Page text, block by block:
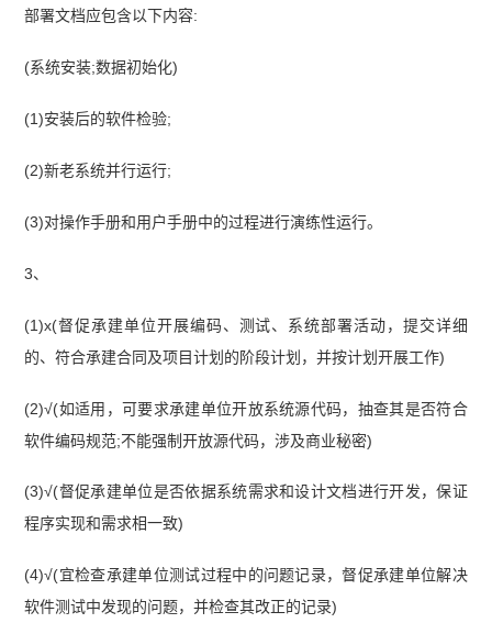
部署文档应包含以下内容:
(系统安装;数据初始化)
(1)安装后的软件检验;
(2)新老系统并行运行;
(3)对操作手册和用户手册中的过程进行演练性运行。
3、
(1)x(督促承建单位开展编码、测试、系统部署活动，提交详细
的、符合承建合同及项目计划的阶段计划，并按计划开展工作)
(2)√(如适用，可要求承建单位开放系统源代码，抽查其是否符合
软件编码规范;不能强制开放源代码，涉及商业秘密)
(3)√(督促承建单位是否依据系统需求和设计文档进行开发，保证
程序实现和需求相一致)
(4)√(宜检查承建单位测试过程中的问题记录，督促承建单位解决
软件测试中发现的问题，并检查其改正的记录)